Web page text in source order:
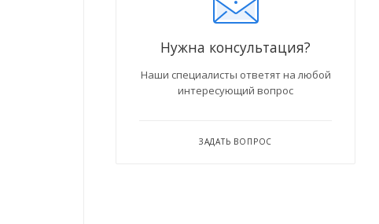
Нужна консультация?
Наши специалисты ответят на любой
интересующий вопрос
ЗАДАТЬ ВОПРОС